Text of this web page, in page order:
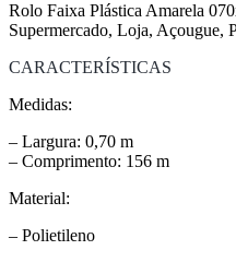
Rolo Faixa Plástica Amarela
Supermercado, Loja, Açougue,
CARACTERÍSTICAS
Medidas:
– Largura: 0,70 m
– Comprimento: 156 m
Material:
– Polietileno